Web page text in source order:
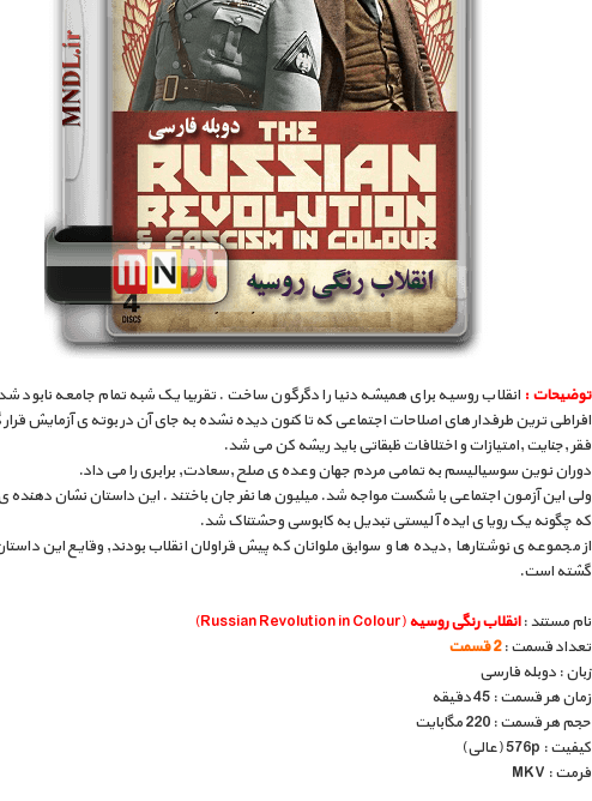
توضیحات :انقلاب روسیه برای همیشه دنیا را دگرگون ساخت . تقریبا یک شبه تمام جامعه نابود
افراطی ترین طرفدار های اصلاحات اجتماعی که تا کنون دیده نشده به جای آن در بوته ی آزمایش
فقر ,جنایت ,امتیازات و اختلافات ظبقاتی باید ریشه کن می شد.
دوران نوین سوسیالیسم به تمامی مردم جهان وعده ی صلح ,سعادت, برابری را می داد.
ولی این آزمون اجتماعی با شکست مواجه شد. میلیون ها نفر جان باختند . این داستان نشان
که چگونه یک رویا ی ایده آلیستی تبدیل به کابوسی وحشتناک شد.
از مجموعه ی نوشتارها ,دیده ها و سوابق ملوانان که پیش قراولان انقلاب بودند,وقایع این
گشته است.
نام مستند :انقلاب رنگی روسیه(Russian Revolution in Colour)
تعداد قسمت :2 قسمت
زبان : دوبله فارسی
زمان هر قسمت : 45 دقیقه
حجم هر قسمت : 220 مگابایت
کیفیت : 576p (عالی)
فرمت : MKV